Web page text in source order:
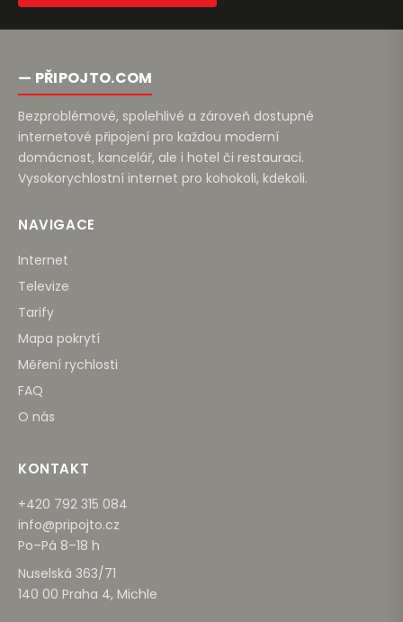
— PŘIPOJTO.COM
Bezproblémové, spolehlivé a zároveň dostupné
internetové připojení pro každou moderní
domácnost, kancelář, ale i hotel či restauraci.
Vysokorychlostní internet pro kohokoli, kdekoli.
NAVIGACE
Internet
Televize
Tarify
Mapa pokrytí
Měření rychlosti
FAQ
O nás
KONTAKT
+420 792 315 084
info@pripojto.cz
Po–Pá 8–18 h
Nuselská 363/71
140 00 Praha 4, Michle
Zavolejte mi zpět